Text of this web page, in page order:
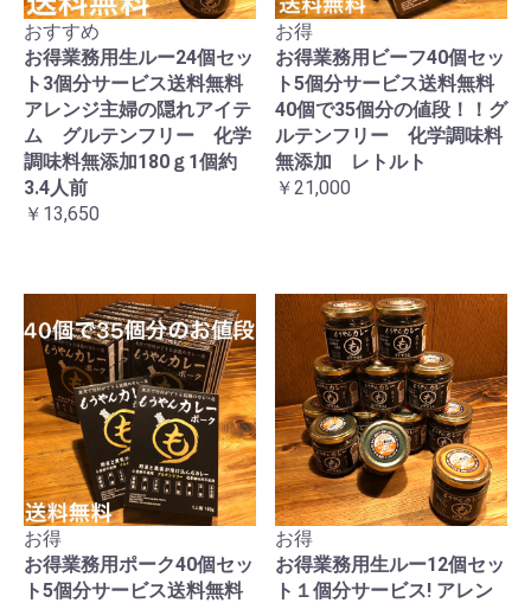
おすすめ
お得業務用生ルー24個セッ
ト3個分サービス送料無料
アレンジ主婦の隠れアイテ
ム グルテンフリー 化学
調味料無添加180ｇ1個約
3.4人前
￥13,650
お得
お得業務用ビーフ40個セッ
ト5個分サービス送料無料
40個で35個分の値段！！グ
ルテンフリー 化学調味料
無添加 レトルト
￥21,000
お得
お得業務用ポーク40個セッ
ト5個分サービス送料無料
お得
お得業務用生ルー12個セッ
ト１個分サービス! アレン